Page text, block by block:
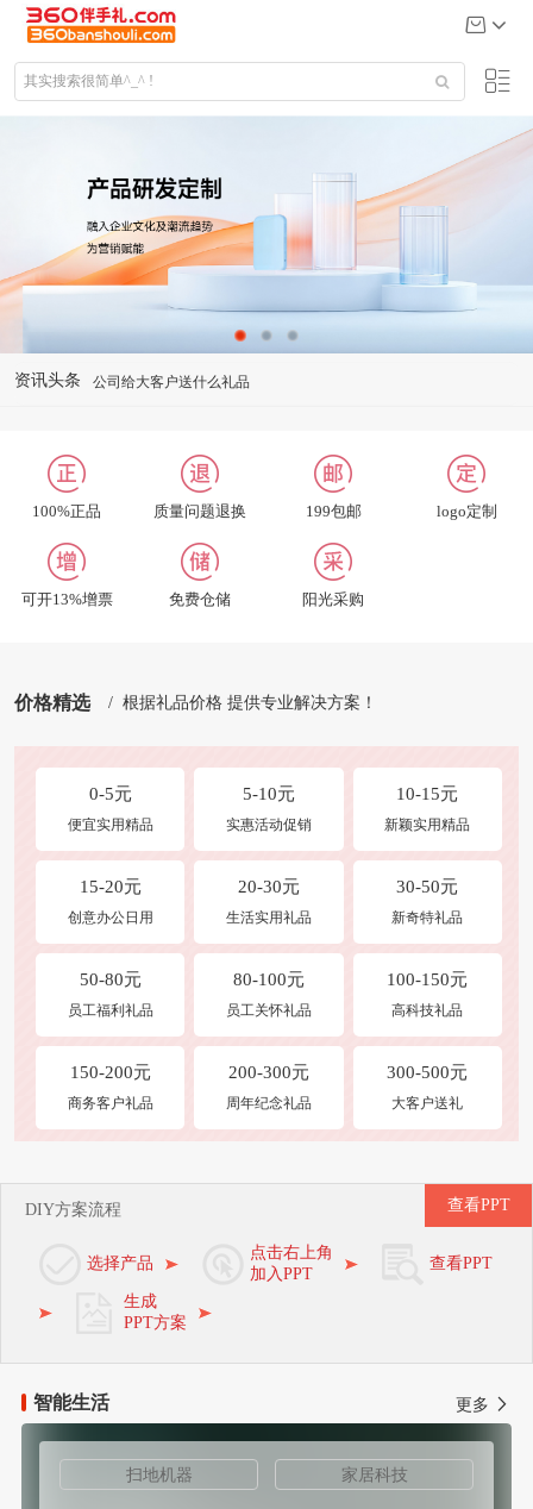
资讯头条
公司给大客户送什么礼品
关于我们
招聘英才
合作及洽谈
商品发布
常见问题
100%正品 质量问题退换 199包邮 logo定制
可开13%增票 免费仓储 阳光采购
价格精选 / 根据礼品价格 提供专业解决方案！
0-5元
便宜实用精品
5-10元
实惠活动促销
10-15元
新颖实用精品
15-20元
创意办公日用
20-30元
生活实用礼品
30-50元
新奇特礼品
50-80元
员工福利礼品
80-100元
员工关怀礼品
100-150元
高科技礼品
150-200元
商务客户礼品
200-300元
周年纪念礼品
300-500元
大客户送礼
DIY方案流程
选择产品
点击右上角
加入PPT
查看PPT
生成
PPT方案
查看PPT
智能生活 更多
扫地机器 家居科技